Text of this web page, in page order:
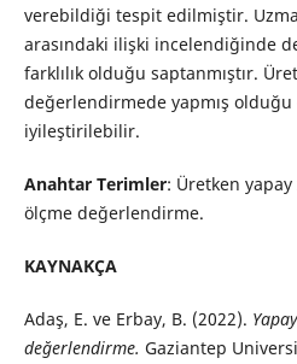
verebildiği tespit edilmiştir.
arasındaki ilişki incelendiğinde
farklılık olduğu saptanmıştır.
değerlendirmede yapmış
iyileştirilebilir.
Anahtar Terimler: Üretken yapay
ölçme değerlendirme.
KAYNAKÇA
Adaş, E. ve Erbay, B. (2022).
değerlendirme. Gaziantep